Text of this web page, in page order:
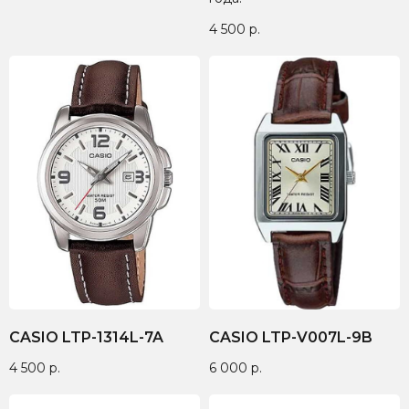
4 500 р.
CASIO LTP-1314L-7A
4 500 р.
CASIO LTP-V007L-9B
6 000 р.